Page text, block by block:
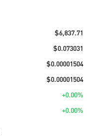
$6,837.71
$0.073031
$0.00001504
$0.00001504
+0.00%
+0.00%